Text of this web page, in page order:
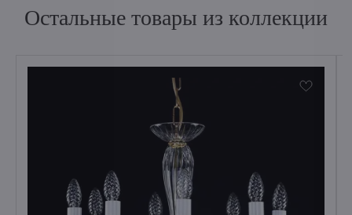
Остальные товары из коллекции